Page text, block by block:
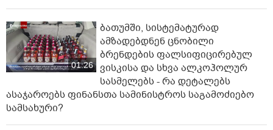
01:26
ბათუმში, სისტემატურად
ამზადებდნენ ცნობილი
ბრენდების ფალსიფიცირებულ
ვისკისა და სხვა ალკოჰოლურ
სასმელებს - რა დეტალებს
ასაჯაროებს ფინანსთა სამინისტროს საგამოძიებო
სამსახური?